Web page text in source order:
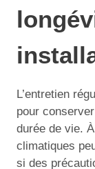
L’entretien
pour
durée de vie.
climatiques
si des